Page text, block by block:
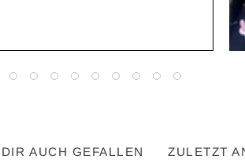
AUCH GEFALLEN ZULETZT